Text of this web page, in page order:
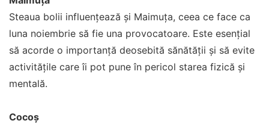
Steaua bolii influențează și Maimuța, ceea ce face ca
luna noiembrie să fie una provocatoare. Este esențial
să acorde o importanță deosebită sănătății și să evite
activitățile care îi pot pune în pericol starea fizică și
mentală.
Cocoș